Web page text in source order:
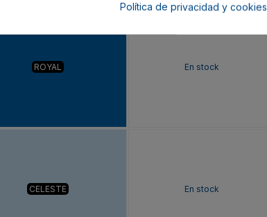
ROYAL En stock
CELESTE En stock
Política de privacidad y cookies